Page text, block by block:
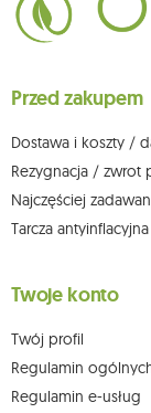
Przysługuje Ci
ich sprostowania,
sprzeciwu wobec
którego dokonano
możesz
Więcej informacji:
Przed zakupem
Dostawa i koszty /
Rezygnacja / zwrot
Najczęściej
Tarcza
Twoje konto
Twój profil
Regulamin
Regulamin e-usług